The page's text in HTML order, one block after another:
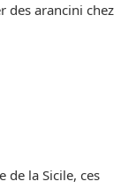
des arancini chez
de la Sicile, ces